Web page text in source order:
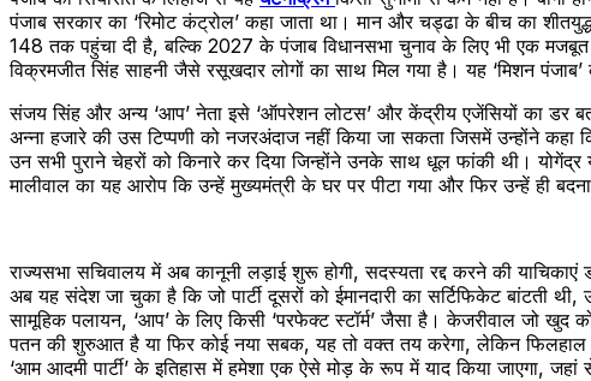
पंजाब सरकार का ‘रिमोट कंट्रोल’ कहा जाता था। मान और चड्ढा के बीच का
148 तक पहुंचा दी है, बल्कि 2027 के पंजाब विधानसभा चुनाव के लिए भी एक मजबूत
विक्रमजीत सिंह साहनी जैसे रसूखदार लोगों का साथ मिल गया है। यह ‘मिशन
संजय सिंह और अन्य ‘आप’ नेता इसे ‘ऑपरेशन लोटस’ और केंद्रीय एजेंसियों का डर
अन्ना हजारे की उस टिप्पणी को नजरअंदाज नहीं किया जा सकता जिसमें उन्होंने
उन सभी पुराने चेहरों को किनारे कर दिया जिन्होंने उनके साथ धूल फांकी थी।
मालीवाल का यह आरोप कि उन्हें मुख्यमंत्री के घर पर पीटा गया और फिर उन्हें ही
राज्यसभा सचिवालय में अब कानूनी लड़ाई शुरू होगी, सदस्यता रद्द करने की
अब यह संदेश जा चुका है कि जो पार्टी दूसरों को ईमानदारी का सर्टिफिकेट बांटती
सामूहिक पलायन, ‘आप’ के लिए किसी ‘परफेक्ट स्टॉर्म’ जैसा है। केजरीवाल जो
पतन की शुरुआत है या फिर कोई नया सबक, यह तो वक्त तय करेगा, लेकिन फिलहाल
‘आम आदमी पार्टी’ के इतिहास में हमेशा एक ऐसे मोड़ के रूप में याद किया जाएगा,